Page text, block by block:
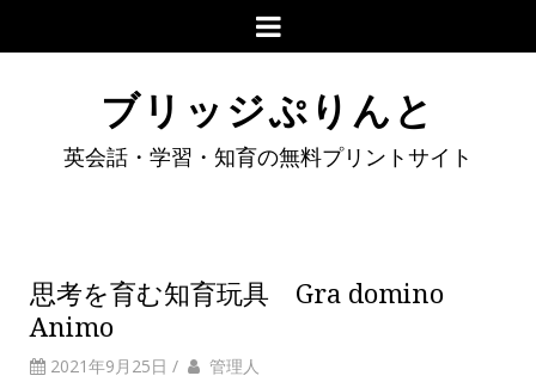
ブリッジぷりんと
英会話・学習・知育の無料プリントサイト
思考を育む知育玩具 Gra domino
Animo
2021年9月25日 / 管理人